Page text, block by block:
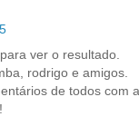
ver o resultado.
rodrigo e amigos.
de todos com